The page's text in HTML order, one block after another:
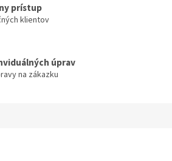
prístup
klientov
úprav
na zákazku